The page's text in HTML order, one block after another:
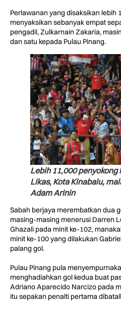
Perlawanan yang disaksikan lebih
menyaksikan sebanyak empat
pengadil, Zulkarnain Zakaria,
dan satu kepada Pulau Pinang.
Lebih 11,000 penyokong
Likas, Kota Kinabalu,
Adam Arinin
Sabah berjaya merembatkan dua
masing-masing menerusi Darren
Ghazali pada minit ke-102,
minit ke-100 yang dilakukan
palang gol.
Pulau Pinang pula
menghadiahkan gol kedua buat
Adriano Aparecido Narcizo pada
itu sepakan penalti pertama